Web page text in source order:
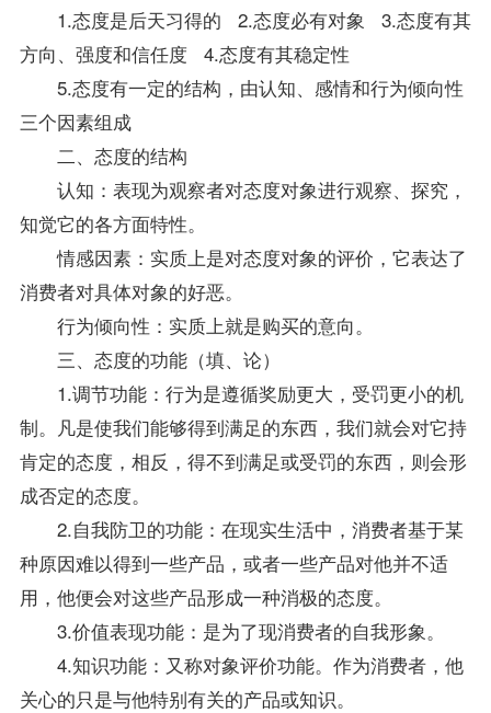
1.态度是后天习得的 2.态度必有对象 3.态度有其
方向、强度和信任度 4.态度有其稳定性
5.态度有一定的结构，由认知、感情和行为倾向性
三个因素组成
二、态度的结构
认知：表现为观察者对态度对象进行观察、探究，
知觉它的各方面特性。
情感因素：实质上是对态度对象的评价，它表达了
消费者对具体对象的好恶。
行为倾向性：实质上就是购买的意向。
三、态度的功能（填、论）
1.调节功能：行为是遵循奖励更大，受罚更小的机
制。凡是使我们能够得到满足的东西，我们就会对它持
肯定的态度，相反，得不到满足或受罚的东西，则会形
成否定的态度。
2.自我防卫的功能：在现实生活中，消费者基于某
种原因难以得到一些产品，或者一些产品对他并不适
用，他便会对这些产品形成一种消极的态度。
3.价值表现功能：是为了现消费者的自我形象。
4.知识功能：又称对象评价功能。作为消费者，他
关心的只是与他特别有关的产品或知识。